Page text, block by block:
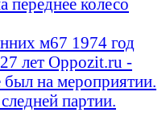
м67 1974 год
лет Oppozit.ru -
на мероприятии.
партии.